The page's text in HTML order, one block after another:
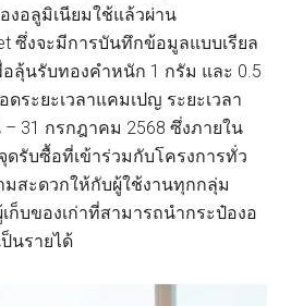
อลูมิเนียมใช้แล้วผ่าน
ซึ่งจะมีการบันทึกข้อมูลแบบเรียล
ลุ้นรับทองคำหนัก 1 กรัม และ 0.5
ระยะเวลาแคมเปญ ระยะเวลา
31 กรกฎาคม 2568 ซึ่งภายใน
ดรับซื้อที่เข้าร่วมกับโครงการทั่ว
มสะดวกให้กับผู้ใช้งานทุกกลุ่ม
ก็บของเก่าที่สามารถนำกระป๋องอ
นรายได้